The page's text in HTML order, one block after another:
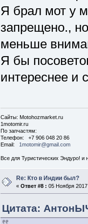
Я брал мот у
запрещено.,
меньше
Я бы
интереснее и
Сайты: Motohozmarket.ru
1motomir.ru
По запчастям:
Телефон: +7 906 048 20 86
Email:
1motomir@gmail.com
Все для Туристических Эндуро! и
Re: Кто в Индии был?
« Ответ #8 : 05 Ноября
Цитата: